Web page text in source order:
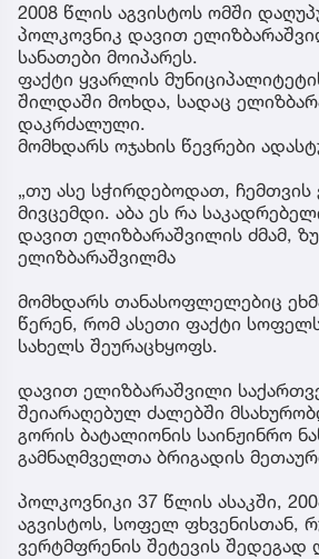
2008 წლის აგვისტოს ომში
პოლკოვნიკ დავით
სანათები მოიპარეს.
ფაქტი ყვარლის
შილდაში მოხდა, სადაც
დაკრძალული.
მომხდარს ოჯახის წევრები
„თუ ასე სჭირდებოდათ,
მივცემდი. აბა ეს რა
დავით ელიზბარაშვილის ძმამ,
ელიზბარაშვილმა
მომხდარს თანასოფლელებიც
წერენ, რომ ასეთი ფაქტი
სახელს შეურაცხყოფს.
დავით ელიზბარაშვილი
შეიარაღებულ ძალებში
გორის ბატალიონის საინჟინრო
გამნაღმველთა ბრიგადის
პოლკოვნიკი 37 წლის ასაკში,
აგვისტოს, სოფელ ფხვენისთან,
ვერტმფრენის შეტევის შედეგად